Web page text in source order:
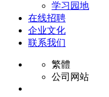
学习园地
在线招聘
企业文化
联系我们
繁體
公司网站